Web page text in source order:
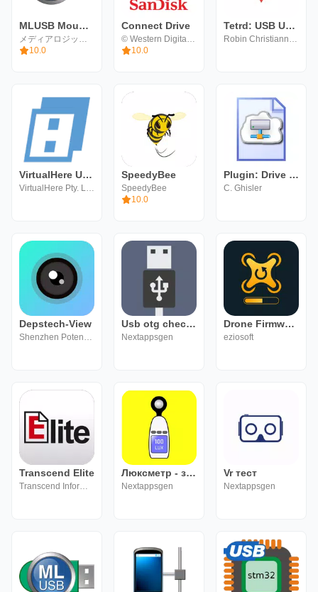
MLUSB Mounter: менеджер файлов
メディアロジック (Media Logic, corp.)
10.0
Connect Drive
© Western Digital Corporation or its affiliates.
10.0
Tetrd: USB Universal Tethering
Robin Christianne Juson
VirtualHere USB Server
VirtualHere Pty. Ltd.
SpeedyBee
SpeedyBee
10.0
Plugin: Drive for Totalcmd
C. Ghisler
Depstech-View
Shenzhen Potensic Intelligent Co., Ltd.
Usb otg checker
Nextappsgen
Drone Firmware Flasher
eziosoft
Transcend Elite
Transcend Information, Inc.
Люксметр - замер освещённости
Nextappsgen
Vr тест
Nextappsgen